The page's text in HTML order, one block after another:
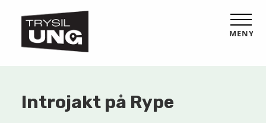
MENY
Introjakt på Rype